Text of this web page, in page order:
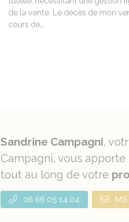
de la vente. Le décès de mon
cours de...
Sandrine Campagni,
Campagni, vous
tout au long de votre
06 66 05 14 04